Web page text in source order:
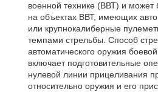
военной технике (ВВТ) и может
на объектах ВВТ, имеющих
или крупнокалиберные
темпами стрельбы. Способ
автоматического оружия
включает подготовительные
нулевой линии прицеливания
относительно оружия и его